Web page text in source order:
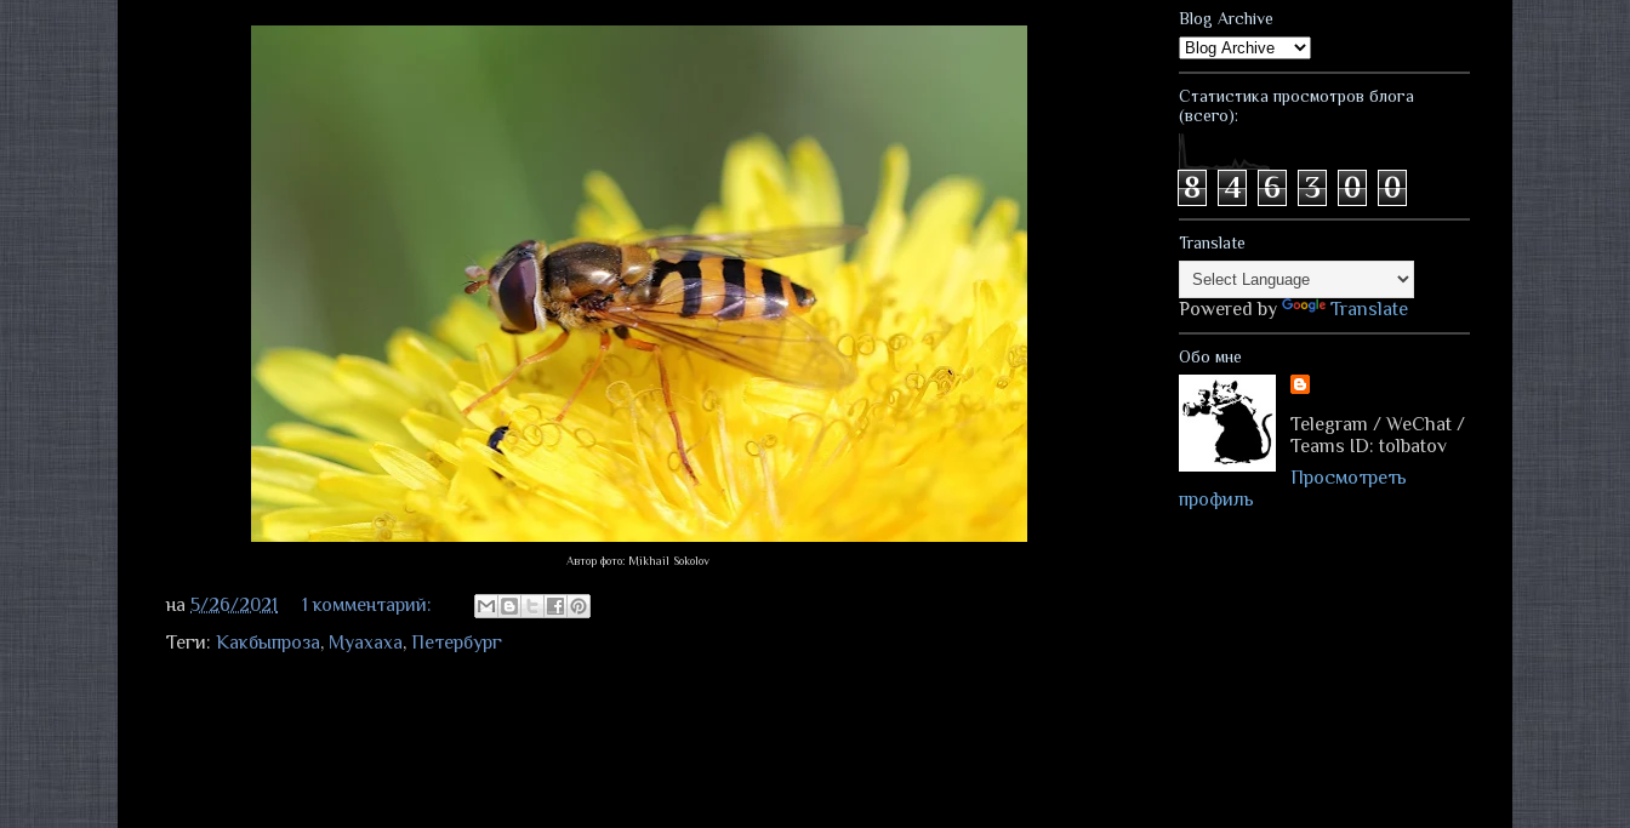
Автор фото: Mikhail Sokolov
на 5/26/2021
1 комментарий:
Теги: Какбыпроза, Муахаха, Петербург
Blog Archive
Статистика просмотров блога
(всего):
8 4 6 3 0 0
Translate
Powered by Translate
Обо мне
Telegram / WeChat /
Teams ID: tolbatov
Просмотреть
профиль